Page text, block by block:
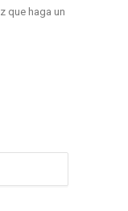
que haga un